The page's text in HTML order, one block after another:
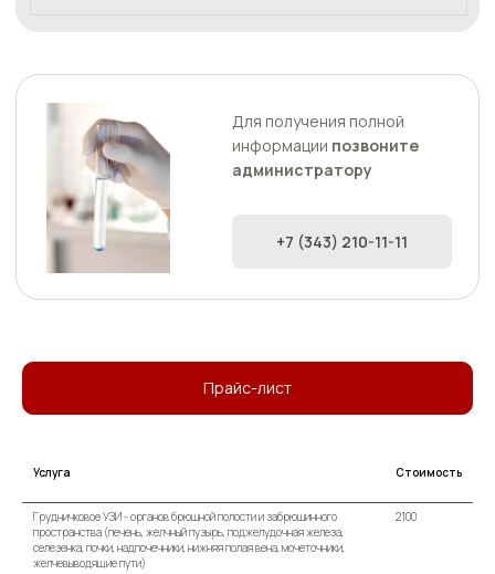
Прайс-лист
Услуга Стоимость
Грудничковое УЗИ - органов брюшной полости и забрюшинного
пространства (печень, желчный пузырь, поджелудочная железа,
селезенка, почки, надпочечники, нижняя полая вена, мочеточники,
желчевыводящие пути)
2100